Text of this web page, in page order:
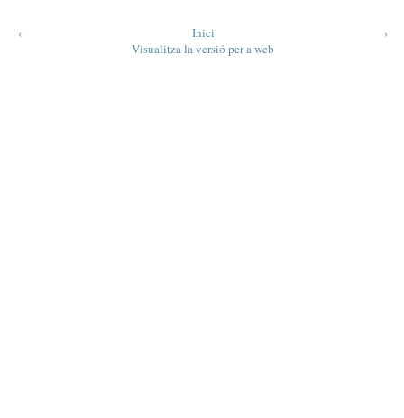
‹ ›
Inici
Visualitza la versió per a web